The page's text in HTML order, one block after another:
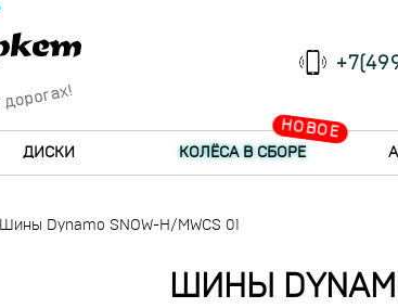
ДИСКИ
НОВОЕ
КОЛЁСА В СБОРЕ
Шины Dynamo SNOW-H/MWCS 01
ШИНЫ